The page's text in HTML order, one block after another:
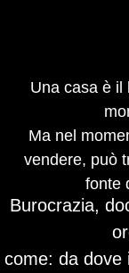
Una casa è il
Ma nel
vendere, può
fonte
Burocrazia,
come: da dove